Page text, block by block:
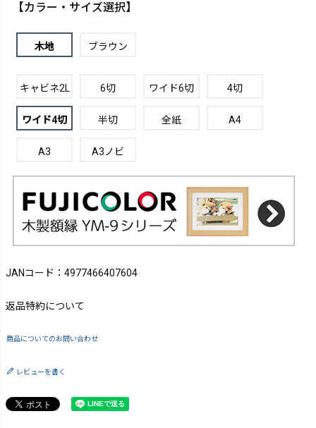
【カラー・サイズ選択】
木地 ブラウン
キャビネ2L 6切 ワイド6切 4切
ワイド4切 半切 全紙 A4
A3 A3ノビ
JANコード：4977466407604
返品特約について
商品についてのお問い合わせ
レビューを書く